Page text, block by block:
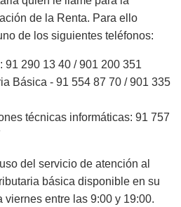
de la Renta. Para ello
de los siguientes teléfonos:
91 290 13 40 / 901 200 351
Básica - 91 554 87 70 / 901 335
técnicas informáticas: 91 757
del servicio de atención al
básica disponible en su
entre las 9:00 y 19:00.